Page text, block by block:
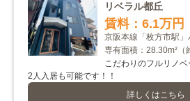
リベラル都丘
賃料：6.1万円
京阪本線「枚方市駅
専有面積：28.30m²
こだわりのフルリノ
2人入居も可能です！！
詳しくはこちら